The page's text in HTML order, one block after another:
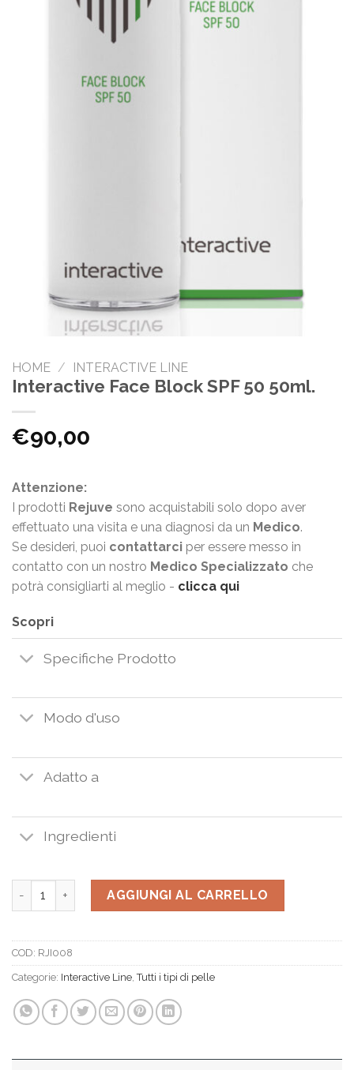
HOME / INTERACTIVE LINE
Interactive Face Block SPF 50 50ml.
€90,00
Attenzione:
I prodotti Rejuve sono acquistabili solo dopo aver
effettuato una visita e una diagnosi da un Medico.
Se desideri, puoi contattarci per essere messo in
contatto con un nostro Medico Specializzato che
potrà consigliarti al meglio - clicca qui
Scopri
Specifiche Prodotto
Modo d'uso
Adatto a
Ingredienti
Interactive Face Block SPF 50 50ml. quantità
AGGIUNGI AL CARRELLO
COD: RJI008
Categorie: Interactive Line ,Tutti i tipi di pelle